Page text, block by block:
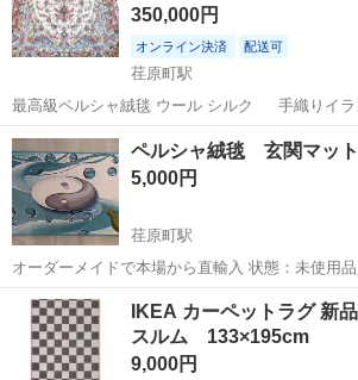
350,000円
オンライン決済 配送可
荏原町駅
最高級ペルシャ絨毯 ウール シルク 手織りイラ
☆2点セットの場合は、2点で65万円でのご提供が可
ズ: 約303cm×約198cm （房を除く）(約6平米)
東京 品川区 荏原町駅 カーペット/マ
ペルシャ絨毯 玄関マット
5,000円
荏原町駅
オーダーメイドで本場から直輸入 状態：未使用
ズ: 85 cmｘ50 cm (±1 cm) （房を除く） ※房を
cm程度あります。 厚み: 10ミリ程度 素材: パイ
東京 品川区 カーペット/マ
IKEA カーペットラグ 新
スルム 133×195cm
9,000円